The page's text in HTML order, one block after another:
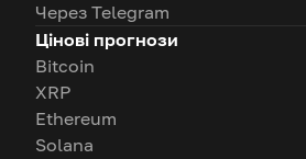
Через Telegram
Цінові прогнози
Bitcoin
XRP
Ethereum
Solana